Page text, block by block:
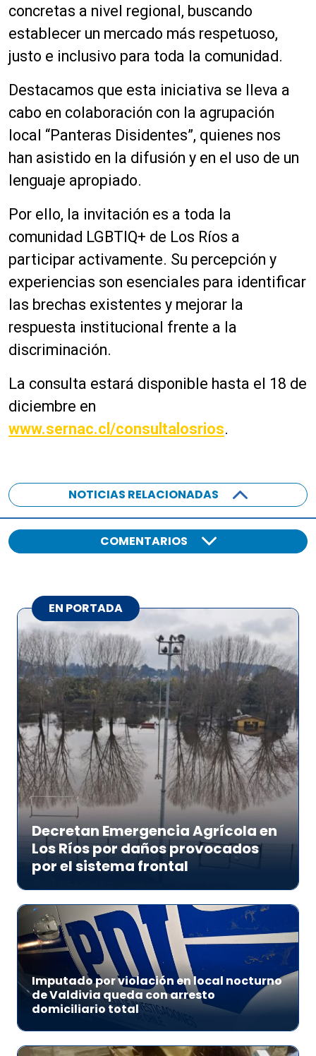
concretas a nivel regional, buscando
establecer un mercado más respetuoso,
justo e inclusivo para toda la comunidad.
Destacamos que esta iniciativa se lleva a
cabo en colaboración con la agrupación
local “Panteras Disidentes”, quienes nos
han asistido en la difusión y en el uso de un
lenguaje apropiado.
Por ello, la invitación es a toda la
comunidad LGBTIQ+ de Los Ríos a
participar activamente. Su percepción y
experiencias son esenciales para identificar
las brechas existentes y mejorar la
respuesta institucional frente a la
discriminación.
La consulta estará disponible hasta el 18 de
diciembre en
www.sernac.cl/consultalosrios.
NOTICIAS RELACIONADAS
COMENTARIOS
EN PORTADA
Decretan Emergencia Agrícola en
Los Ríos por daños provocados
por el sistema frontal
Imputado por violación en local nocturno
de Valdivia queda con arresto
domiciliario total